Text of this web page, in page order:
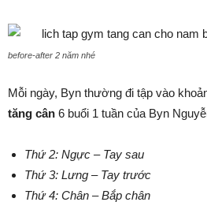
before-after 2 năm nhé
Mỗi ngày, Byn thường đi tập vào
tăng cân 6 buổi 1 tuần của Byn
Thứ 2: Ngực – Tay sau
Thứ 3: Lưng – Tay trước
Thứ 4: Chân – Bắp chân